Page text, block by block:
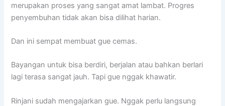
merupakan proses yang sangat amat lambat. Progres
penyembuhan tidak akan bisa dilihat harian.
Dan ini sempat membuat gue cemas.
Bayangan untuk bisa berdiri, berjalan atau bahkan berlari
lagi terasa sangat jauh. Tapi gue nggak khawatir.
Rinjani sudah mengajarkan gue. Nggak perlu langsung